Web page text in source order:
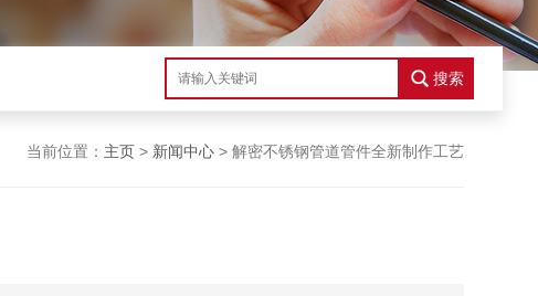
搜索
当前位置： 主页> 新闻中心> 解密不锈钢管道管件全新制作工艺